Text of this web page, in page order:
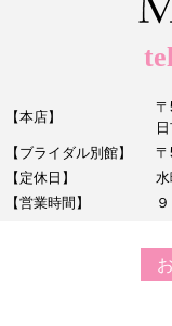
【本店】
【ブライダル別館】
【定休日】
水
【営業時間】